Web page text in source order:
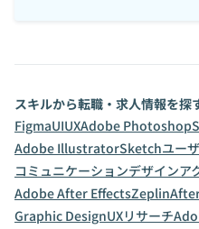
スキルから転職・求人情報を探
FigmaUIUXAdobe Photoshop
Adobe IllustratorSketchユー
コミュニケーションデザインア
Adobe After EffectsZeplin
Graphic DesignUXリサーチ